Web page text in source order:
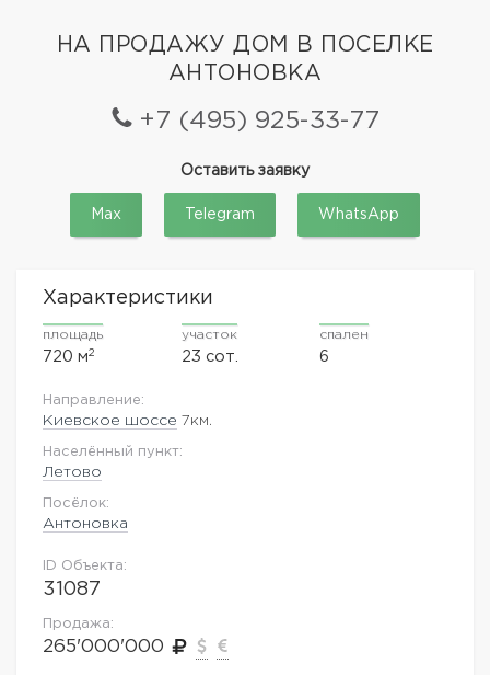
НА ПРОДАЖУ ДОМ В ПОСЕЛКЕ
АНТОНОВКА
+7 (495) 925-33-77
Оставить заявку
Max Telegram WhatsApp
Характеристики
площадь
720 м2
участок
23 сот.
спален
6
Направление:
Киевское шоссе 7км.
Населённый пункт:
Летово
Посёлок:
Антоновка
ID Объекта:
31087
Продажа:
265'000'000